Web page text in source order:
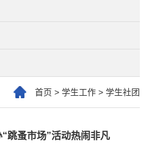
首页 > 学生工作 > 学生社团
跳蚤市场”活动热闹非凡